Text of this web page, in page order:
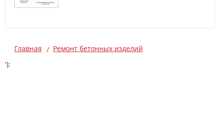
Главная
Ремонт бетонных изделий
');